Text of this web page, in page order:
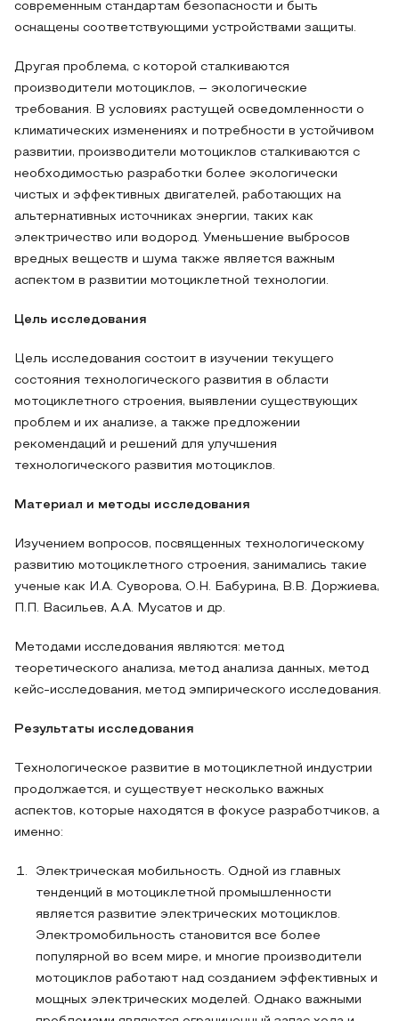
современным стандартам безопасности и быть
оснащены соответствующими устройствами защиты.
Другая проблема, с которой сталкиваются
производители мотоциклов, – экологические
требования. В условиях растущей осведомленности о
климатических изменениях и потребности в устойчивом
развитии, производители мотоциклов сталкиваются с
необходимостью разработки более экологически
чистых и эффективных двигателей, работающих на
альтернативных источниках энергии, таких как
электричество или водород. Уменьшение выбросов
вредных веществ и шума также является важным
аспектом в развитии мотоциклетной технологии.
Цель исследования
Цель исследования состоит в изучении текущего
состояния технологического развития в области
мотоциклетного строения, выявлении существующих
проблем и их анализе, а также предложении
рекомендаций и решений для улучшения
технологического развития мотоциклов.
Материал и методы исследования
Изучением вопросов, посвященных технологическому
развитию мотоциклетного строения, занимались такие
ученые как И.А. Суворова, О.Н. Бабурина, В.В. Доржиева,
П.П. Васильев, А.А. Мусатов и др.
Методами исследования являются: метод
теоретического анализа, метод анализа данных, метод
кейс-исследования, метод эмпирического исследования.
Результаты исследования
Технологическое развитие в мотоциклетной индустрии
продолжается, и существует несколько важных
аспектов, которые находятся в фокусе разработчиков, а
именно:
Электрическая мобильность. Одной из главных
тенденций в мотоциклетной промышленности
является развитие электрических мотоциклов.
Электромобильность становится все более
популярной во всем мире, и многие производители
мотоциклов работают над созданием эффективных и
мощных электрических моделей. Однако важными